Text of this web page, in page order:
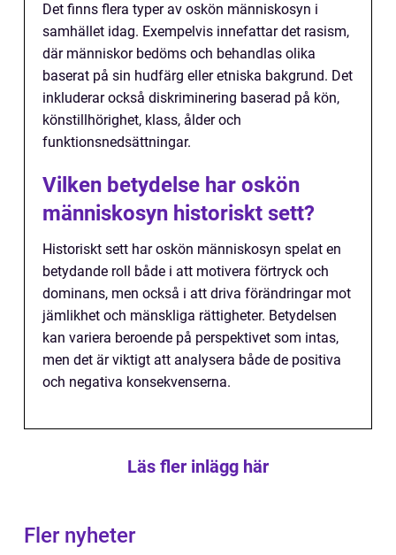
Det finns flera typer av oskön människosyn i
samhället idag. Exempelvis innefattar det rasism,
där människor bedöms och behandlas olika
baserat på sin hudfärg eller etniska bakgrund. Det
inkluderar också diskriminering baserad på kön,
könstillhörighet, klass, ålder och
funktionsnedsättningar.
Vilken betydelse har oskön
människosyn historiskt sett?
Historiskt sett har oskön människosyn spelat en
betydande roll både i att motivera förtryck och
dominans, men också i att driva förändringar mot
jämlikhet och mänskliga rättigheter. Betydelsen
kan variera beroende på perspektivet som intas,
men det är viktigt att analysera både de positiva
och negativa konsekvenserna.
Läs fler inlägg här
Fler nyheter